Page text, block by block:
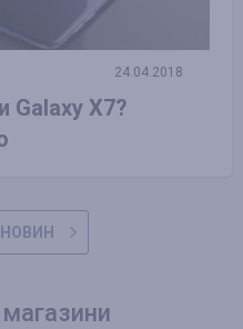
24.04.2018
Galaxy X7?